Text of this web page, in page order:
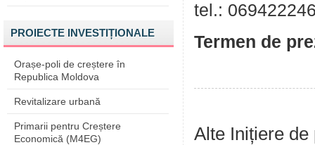
PROIECTE INVESTIȚIONALE
Orașe-poli de creștere în
Republica Moldova
Revitalizare urbană
Primarii pentru Creștere
Economică (M4EG)
tel.:
Termen de
Alte Inițiere de